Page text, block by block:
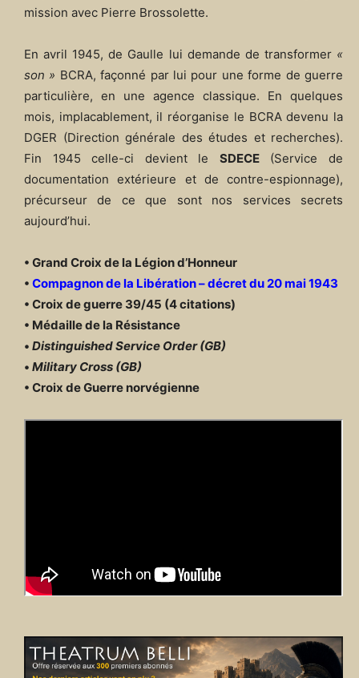
mission avec Pierre Brossolette.
En avril 1945, de Gaulle lui demande de transformer «
son » BCRA, façonné par lui pour une forme de guerre
particulière, en une agence classique. En quelques
mois, implacablement, il réorganise le BCRA devenu la
DGER (Direction générale des études et recherches).
Fin 1945 celle-ci devient le SDECE(Service de
documentation extérieure et de contre-espionnage),
précurseur de ce que sont nos services secrets
aujourd’hui.
• Grand Croix de la Légion d’Honneur
• Compagnon de la Libération – décret du 20 mai 1943
• Croix de guerre 39/45 (4 citations)
• Médaille de la Résistance
• Distinguished Service Order (GB)
• Military Cross (GB)
• Croix de Guerre norvégienne